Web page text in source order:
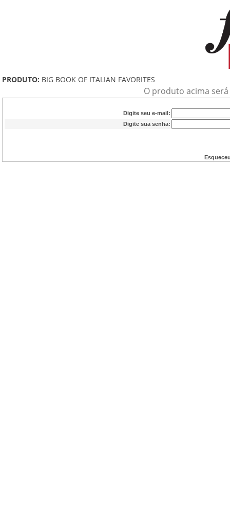
PRODUTO: BIG BOOK OF ITALIAN FAVORITES
O produto acima
Digite seu e-mail:
Digite sua senha: